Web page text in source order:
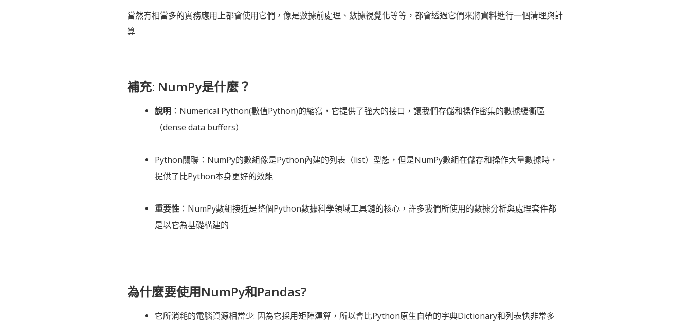
當然有相當多的實務應用上都會使用它們，像是數據前處理、數據視覺化等等，都會透過它們來將資料進行一個清理與計
算
補充: NumPy是什麼？
說明 ：Numerical Python(數值Python)的縮寫，它提供了強大的接口，讓我們存儲和操作密集的數據緩衝區
（dense data buffers）
Python關聯：NumPy的數組像是Python內建的列表（list）型態，但是NumPy數組在儲存和操作大量數據時，
提供了比Python本身更好的效能
重要性 ：NumPy數組接近是整個Python數據科學領域工具鏈的核心，許多我們所使用的數據分析與處理套件都
是以它為基礎構建的
為什麼要使用NumPy和Pandas?
它所消耗的電腦資源相當少: 因為它採用矩陣運算，所以會比Python原生自帶的字典Dictionary和列表快非常多